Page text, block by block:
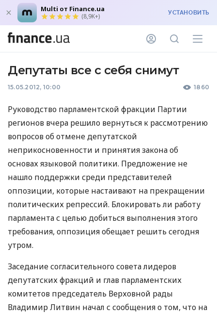
Multi от Finance.ua
(8,9K+) УСТАНОВИТЬ
Депутаты все с себя снимут
15.05.2012, 10:00 1860
Руководство парламентской фракции Партии
регионов вчера решило вернуться к рассмотрению
вопросов об отмене депутатской
неприкосновенности и принятия закона об
основах языковой политики. Предложение не
нашло поддержки среди представителей
оппозиции, которые настаивают на прекращении
политических репрессий. Блокировать ли работу
парламента с целью добиться выполнения этого
требования, оппозиция обещает решить сегодня
утром.
Заседание согласительного совета лидеров
депутатских фракций и глав парламентских
комитетов председатель Верховной рады
Владимир Литвин начал с сообщения о том, что на